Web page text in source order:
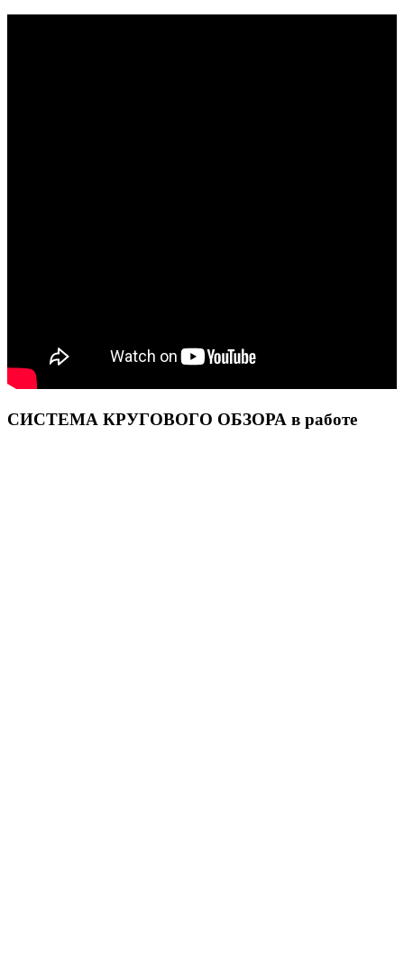
СИСТЕМА КРУГОВОГО ОБЗОРА в работе